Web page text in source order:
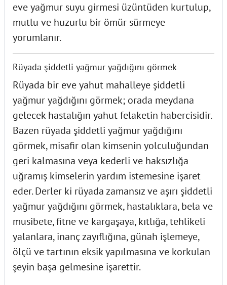
eve yağmur suyu girmesi üzüntüden kurtulup,
mutlu ve huzurlu bir ömür sürmeye
yorumlanır.
Rüyada şiddetli yağmur yağdığını görmek
Rüyada bir eve yahut mahalleye şiddetli
yağmur yağdığını görmek; orada meydana
gelecek hastalığın yahut felaketin habercisidir.
Bazen rüyada şiddetli yağmur yağdığını
görmek, misafir olan kimsenin yolculuğundan
geri kalmasına veya kederli ve haksızlığa
uğramış kimselerin yardım istemesine işaret
eder. Derler ki rüyada zamansız ve aşırı şiddetli
yağmur yağdığını görmek, hastalıklara, bela ve
musibete, fitne ve kargaşaya, kıtlığa, tehlikeli
yalanlara, inanç zayıflığına, günah işlemeye,
ölçü ve tartının eksik yapılmasına ve korkulan
şeyin başa gelmesine işarettir.